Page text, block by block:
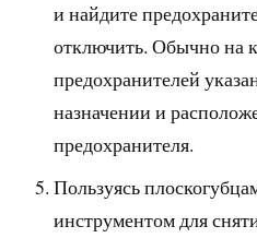
и найдите
отключить. Обычно на
предохранителей
назначении и
предохранителя.
Пользуясь
инструментом для